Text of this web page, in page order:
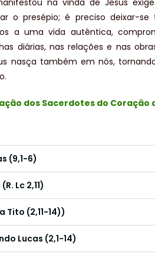
na vinda de Jesus
o presépio; é preciso deixar-se
a uma vida autêntica,
diárias, nas relações e nas
nasça também em nós,
dos Sacerdotes do Coração
(9,1-6)
Lc 2,11)
Tito (2,11-14))
Lucas (2,1-14)